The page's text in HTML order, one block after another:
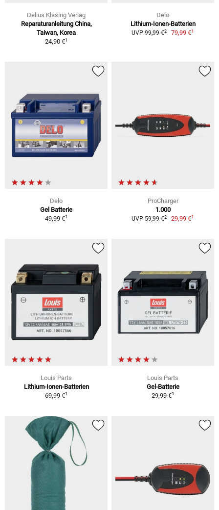
Delius Klasing Verlag
Reparaturanleitung China,
Taiwan, Korea
24,90 €1
Delo
Lithium-Ionen-Batterien
UVP 99,99 €2 79,99 €1
Delo
Gel Batterie
49,99 €1
ProCharger
1.000
UVP 59,99 €2 29,99 €1
Louis Parts
Lithium-Ionen-Batterien
69,99 €1
Louis Parts
Gel-Batterie
29,99 €1